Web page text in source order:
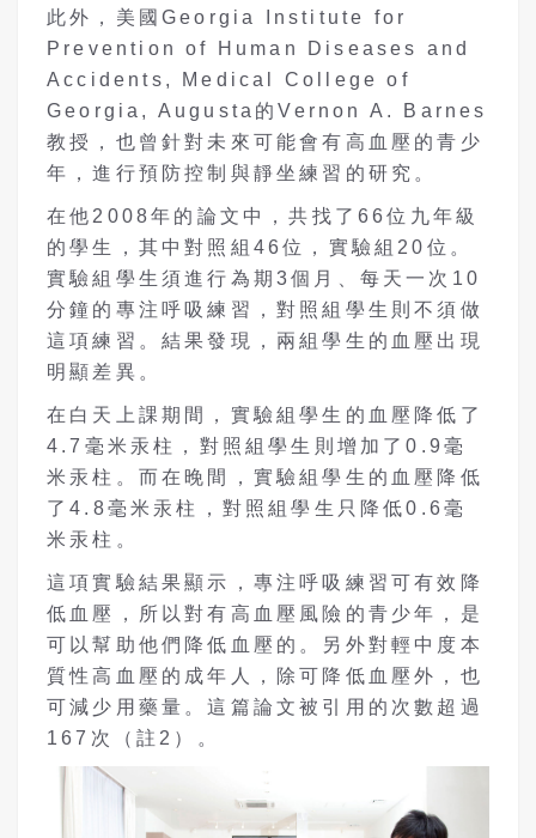
此外，美國Georgia Institute for
Prevention of Human Diseases and
Accidents, Medical College of
Georgia, Augusta的Vernon A. Barnes
教授，也曾針對未來可能會有高血壓的青少
年，進行預防控制與靜坐練習的研究。
在他2008年的論文中，共找了66位九年級
的學生，其中對照組46位，實驗組20位。
實驗組學生須進行為期3個月、每天一次10
分鐘的專注呼吸練習，對照組學生則不須做
這項練習。結果發現，兩組學生的血壓出現
明顯差異。
在白天上課期間，實驗組學生的血壓降低了
4.7毫米汞柱，對照組學生則增加了0.9毫
米汞柱。而在晚間，實驗組學生的血壓降低
了4.8毫米汞柱，對照組學生只降低0.6毫
米汞柱。
這項實驗結果顯示，專注呼吸練習可有效降
低血壓，所以對有高血壓風險的青少年，是
可以幫助他們降低血壓的。另外對輕中度本
質性高血壓的成年人，除可降低血壓外，也
可減少用藥量。這篇論文被引用的次數超過
167次（註2）。